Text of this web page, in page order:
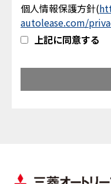
個人情報保護方針(
autolease.com/
上記に同意する